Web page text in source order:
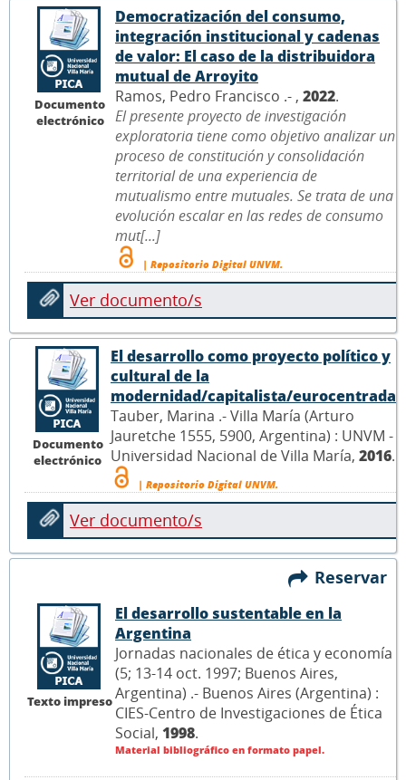
Documento
electrónico
Democratización del consumo,
integración institucional y cadenas
de valor: El caso de la distribuidora
mutual de Arroyito
Ramos, Pedro Francisco .- , 2022.
El presente proyecto de investigación
exploratoria tiene como objetivo analizar un
proceso de constitución y consolidación
territorial de una experiencia de
mutualismo entre mutuales. Se trata de una
evolución escalar en las redes de consumo
mut[...]
| Repositorio Digital UNVM.
Ver documento/s
Documento
electrónico
El desarrollo como proyecto político y
cultural de la
modernidad/capitalista/eurocentrada
Tauber, Marina .- Villa María (Arturo
Jauretche 1555, 5900, Argentina) : UNVM -
Universidad Nacional de Villa María, 2016.
| Repositorio Digital UNVM.
Ver documento/s
Reservar
Texto impreso
El desarrollo sustentable en la
Argentina
Jornadas nacionales de ética y economía
(5; 13-14 oct. 1997; Buenos Aires,
Argentina) .- Buenos Aires (Argentina) :
CIES-Centro de Investigaciones de Ética
Social, 1998.
Material bibliográfico en formato papel.